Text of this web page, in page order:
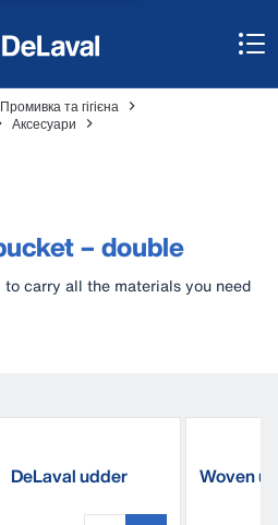
Промивка та гігієна
Аксесуари
– double
carry all the materials you need
DeLaval udder Woven